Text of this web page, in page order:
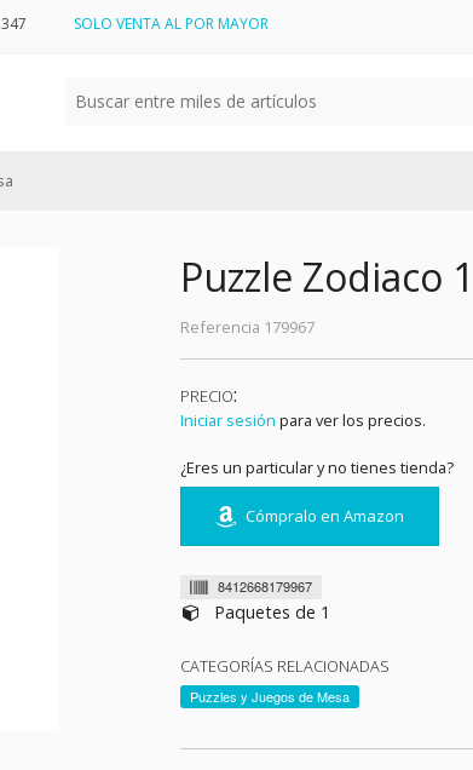
SOLO VENTA AL POR MAYOR
Puzzle Zodiaco
Referencia 179967
PRECIO:
Iniciar sesión para ver los precios.
¿Eres un particular y no tienes tienda?
Cómpralo en Amazon
8412668179967
Paquetes de 1
CATEGORÍAS RELACIONADAS
Puzzles y Juegos de Mesa